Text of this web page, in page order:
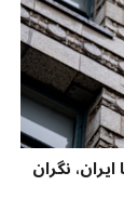
نگران